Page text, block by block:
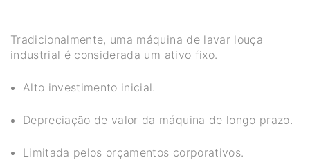
Tradicionalmente, uma máquina de lavar louça
industrial é considerada um ativo fixo.
Alto investimento inicial.
Depreciação de valor da máquina de longo prazo.
Limitada pelos orçamentos corporativos.